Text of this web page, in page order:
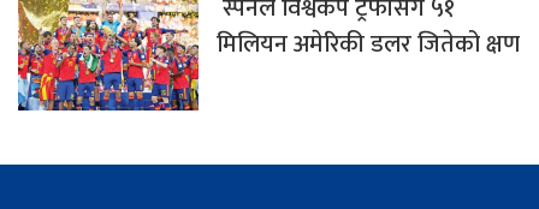
स्पेनले विश्वकप ट्रफीसँगै ५१
मिलियन अमेरिकी डलर जितेको क्षण